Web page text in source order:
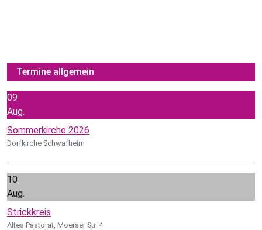
Termine allgemein
09
Aug.
Sommerkirche 2026
Dorfkirche Schwafheim
10
Aug.
Strickkreis
Altes Pastorat, Moerser Str. 4